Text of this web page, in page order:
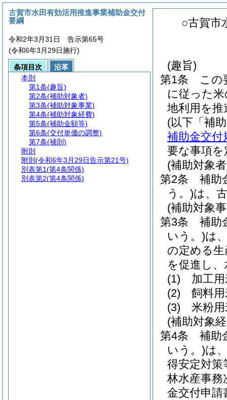
○古賀市
(趣旨)
第1条
この
に従った
地利用を推
(以下「補
補助金交付
要な事項
(補助対象
第2条
補助
う。)は、
(補助対象
第3条
補助
いう。)は
の定める
を促進し
(1)
加工
(2)
飼料
(3)
米粉
(補助対象
第4条
補助
いう。)は
得安定対策
林水産事務
金交付申
古賀市水田有効活用推進事業補助金交付
要綱
令和2年3月31日 告示第65号
(令和6年3月29日施行)
条項目次
沿革
本則
第1条(趣旨)
第2条(補助対象者)
第3条(補助対象事業)
第4条(補助対象経費)
第5条(補助金額等)
第6条(交付単価の調整)
第7条(補則)
附則
附則 (令和6年3月29日告示第21号)
別表第1(第4条関係)
別表第2(第4条関係)